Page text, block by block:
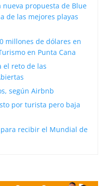
nueva propuesta de Blue
de las mejores playas
millones de dólares en
en Punta Cana
el reto de las
según Airbnb
por turista pero baja
recibir el Mundial de